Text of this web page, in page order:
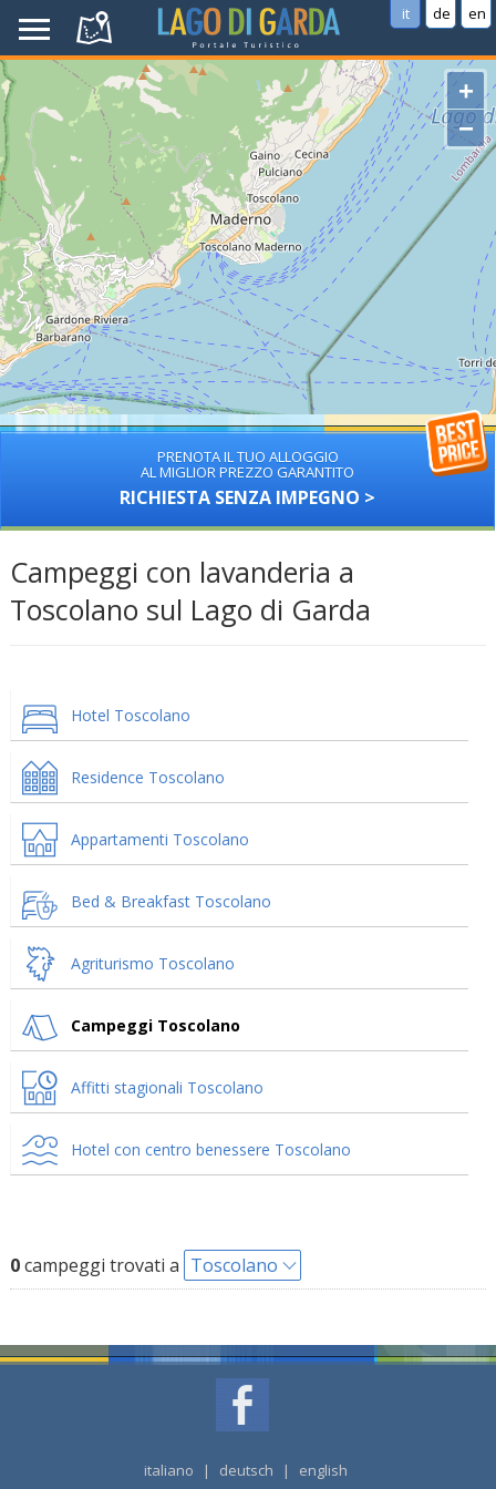
it de en
+
−
PRENOTA IL TUO ALLOGGIO
AL MIGLIOR PREZZO GARANTITO
RICHIESTA SENZA IMPEGNO >
Campeggi con lavanderia a
Toscolano sul Lago di Garda
Hotel Toscolano
Residence Toscolano
Appartamenti Toscolano
Bed & Breakfast Toscolano
Agriturismo Toscolano
Campeggi Toscolano
Affitti stagionali Toscolano
Hotel con centro benessere Toscolano
0campeggi trovati a Toscolano
italiano | deutsch | english